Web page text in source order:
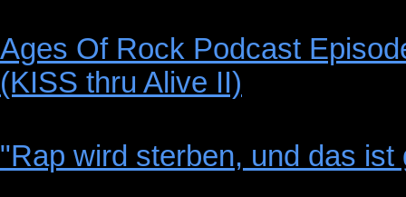
Ages Of Rock Podcast
(KISS thru Alive II)
"Rap wird sterben, und das ist